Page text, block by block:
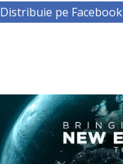
Distribuie pe Facebook